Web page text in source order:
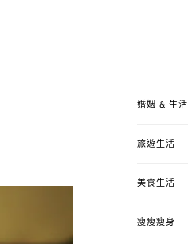
婚姻 & 生活
旅遊生活
美食生活
瘦瘦瘦身